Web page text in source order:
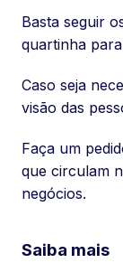
Basta seguir
quartinha
Caso seja
visão das
Faça um
que circulam
negócios.
Saiba mais